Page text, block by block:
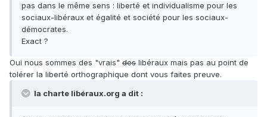
pas dans le même sens : liberté et individualisme pour les
sociaux-libéraux et égalité et société pour les sociaux-
démocrates.
Exact ?
Oui nous sommes des "vrais" des libéraux mais pas au point de
tolérer la liberté orthographique dont vous faites preuve.
la charte libéraux.org a dit :